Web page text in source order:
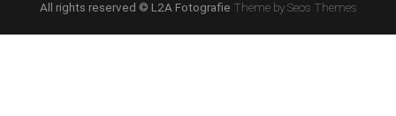
All rights reserved © L2A Fotografie Theme by Seos Themes